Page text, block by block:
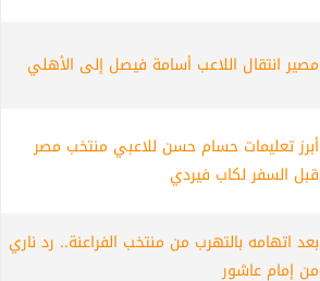
مصير انتقال اللاعب أسامة فيصل إلى الأهلي
أبرز تعليمات حسام حسن للاعبي منتخب مصر
قبل السفر لكاب فيردي
بعد اتهامه بالتهرب من منتخب الفراعنة.. رد ناري
من إمام عاشور